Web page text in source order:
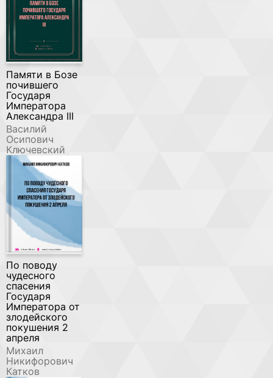
Памяти в Бозе
почившего
Государя
Императора
Александра III
Василий
Осипович
Ключевский
По поводу
чудесного
спасения
Государя
Императора от
злодейского
покушения 2
апреля
Михаил
Никифорович
Катков